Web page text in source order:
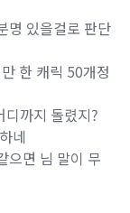
명 있을걸로 판단
한 캐릭 50개정
디까지 돌렸지?
네
으면 님 말이 무